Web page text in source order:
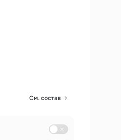
См. состав